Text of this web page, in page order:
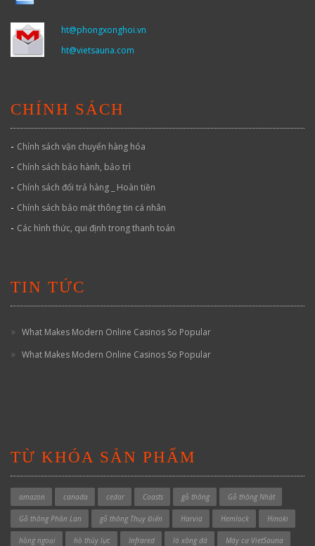
ht@phongxonghoi.vn
ht@vietsauna.com
CHÍNH SÁCH
- Chính sách vận chuyển hàng hóa
- Chính sách bảo hành, bảo trì
- Chính sách đổi trả hàng _ Hoàn tiền
- Chính sách bảo mật thông tin cá nhân
- Các hình thức, qui định trong thanh toán
TIN TỨC
What Makes Modern Online Casinos So Popular
What Makes Modern Online Casinos So Popular
TỪ KHÓA SẢN PHẨM
amazon canada cedar Coasts gỗ thông Gỗ thông Nhật
Gỗ thông Phần Lan gỗ thông Thụy Điển Harvia Hemlock Hinoki
hồng ngoại hồ thủy lực Infrared lò xông đá Máy cơ VietSauna